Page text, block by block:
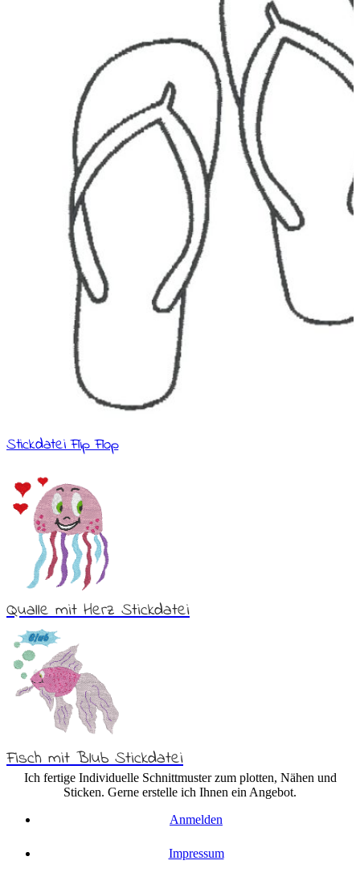
Stickdatei Flip Flop
Qualle mit Herz Stickdatei
Fisch mit Blub Stickdatei
Ich fertige Individuelle Schnittmuster zum plotten, Nähen und
Sticken. Gerne erstelle ich Ihnen ein Angebot.
Anmelden
Impressum